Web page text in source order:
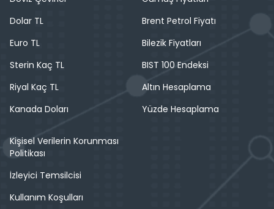
Dolar TL
Euro TL
Sterin Kaç TL
Riyal Kaç TL
Kanada Doları
Brent Petrol Fiyatı
Bilezik Fiyatları
BIST 100 Endeksi
Altın Hesaplama
Yüzde Hesaplama
Kişisel Verilerin Korunması
Politikası
İzleyici Temsilcisi
Kullanım Koşulları